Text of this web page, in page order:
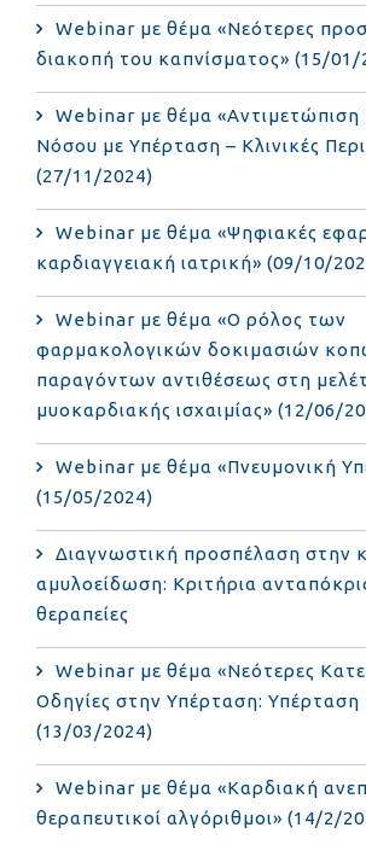
Webinar με θέμα «Νεότερες
διακοπή του καπνίσματος» (15/01/
Webinar με θέμα «Αντιμετώπιση
Νόσου με Υπέρταση – Κλινικές
(27/11/2024)
Webinar με θέμα «Ψηφιακές
καρδιαγγειακή ιατρική» (09/10/
Webinar με θέμα «Ο ρόλος των
φαρμακολογικών δοκιμασιών
παραγόντων αντιθέσεως στη
μυοκαρδιακής ισχαιμίας» (12/06/
Webinar με θέμα «Πνευμονική
(15/05/2024)
Διαγνωστική προσπέλαση στην
αμυλοείδωση: Κριτήρια
θεραπείες
Webinar με θέμα «Νεότερες
Οδηγίες στην Υπέρταση: Υπέρταση
(13/03/2024)
Webinar με θέμα «Καρδιακή
θεραπευτικοί αλγόριθμοι» (14/2/